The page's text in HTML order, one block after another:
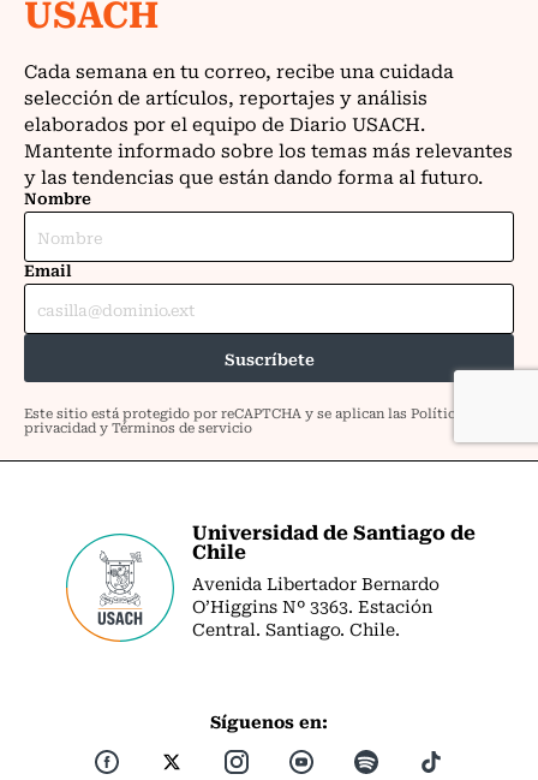
Universidad de Santiago de
Chile
Avenida Libertador Bernardo
O’Higgins Nº 3363. Estación
Central. Santiago. Chile.
Síguenos en: